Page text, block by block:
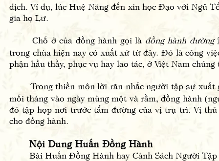
dịch. Ví dụ, lúc Huệ Năng đến xin học Đạo với Ngũ
gia họ Lư.
Chỗ ở của đồng hành gọi là đồng hành đường
trong chùa hiện nay có xuất xứ từ đây. Đó là công
phận hầu thầy, phục vụ hay lao tác, ở Việt Nam
Trong thiền môn lời răn nhắc người tập sự xuất
mỗi tháng vào ngày mùng một và rằm, đồng hành
đó tập họp nơi trước tẩm đường của vị trụ trì. Vị
cho đồng hành.
Nội Dung Huấn Đồng Hành
Bài Huấn Đồng Hành hay Cảnh Sách Người Tập